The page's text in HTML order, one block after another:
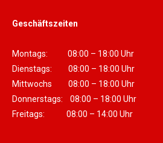
Geschäftszeiten
Montags: 08:00 – 18:00 Uhr
Dienstags: 08:00 – 18:00 Uhr
Mittwochs 08:00 – 18:00 Uhr
Donnerstags: 08:00 – 18:00 Uhr
Freitags: 08:00 – 14:00 Uhr